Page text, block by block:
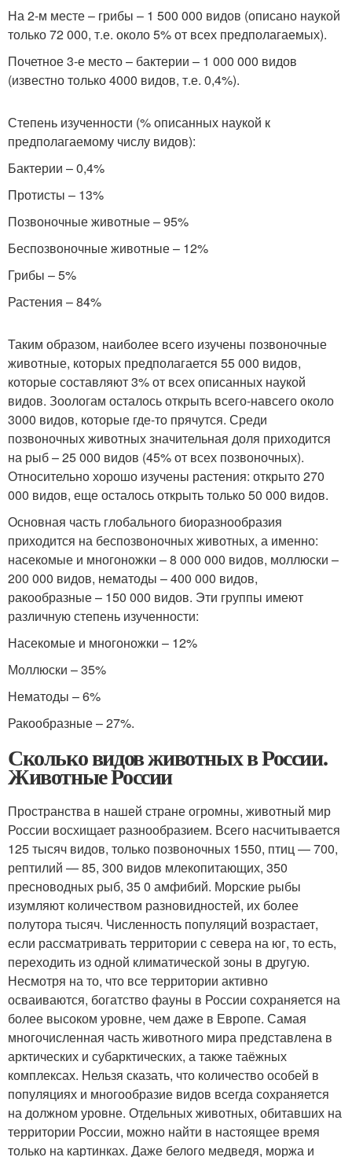
На 2-м месте – грибы – 1 500 000 видов (описано наукой
только 72 000, т.е. около 5% от всех предполагаемых).
Почетное 3-е место – бактерии – 1 000 000 видов
(известно только 4000 видов, т.е. 0,4%).
Степень изученности (% описанных наукой к
предполагаемому числу видов):
Бактерии – 0,4%
Протисты – 13%
Позвоночные животные – 95%
Беспозвоночные животные – 12%
Грибы – 5%
Растения – 84%
Таким образом, наиболее всего изучены позвоночные
животные, которых предполагается 55 000 видов,
которые составляют 3% от всех описанных наукой
видов. Зоологам осталось открыть всего-навсего около
3000 видов, которые где-то прячутся. Среди
позвоночных животных значительная доля приходится
на рыб – 25 000 видов (45% от всех позвоночных).
Относительно хорошо изучены растения: открыто 270
000 видов, еще осталось открыть только 50 000 видов.
Основная часть глобального биоразнообразия
приходится на беспозвоночных животных, а именно:
насекомые и многоножки – 8 000 000 видов, моллюски –
200 000 видов, нематоды – 400 000 видов,
ракообразные – 150 000 видов. Эти группы имеют
различную степень изученности:
Насекомые и многоножки – 12%
Моллюски – 35%
Нематоды – 6%
Ракообразные – 27%.
Сколько видов животных в России.
Животные России
Пространства в нашей стране огромны, животный мир
России восхищает разнообразием. Всего насчитывается
125 тысяч видов, только позвоночных 1550, птиц — 700,
рептилий — 85, 300 видов млекопитающих, 350
пресноводных рыб, 35 0 амфибий. Морские рыбы
изумляют количеством разновидностей, их более
полутора тысяч. Численность популяций возрастает,
если рассматривать территории с севера на юг, то есть,
переходить из одной климатической зоны в другую.
Несмотря на то, что все территории активно
осваиваются, богатство фауны в России сохраняется на
более высоком уровне, чем даже в Европе. Самая
многочисленная часть животного мира представлена в
арктических и субарктических, а также таёжных
комплексах. Нельзя сказать, что количество особей в
популяциях и многообразие видов всегда сохраняется
на должном уровне. Отдельных животных, обитавших на
территории России, можно найти в настоящее время
только на картинках. Даже белого медведя, моржа и